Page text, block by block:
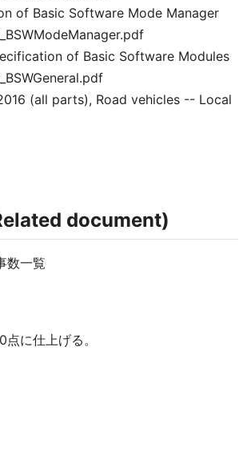
of Basic Software Mode Manager
of Basic Software Modules
(all parts), Road vehicles -- Local
document)
数一覧
に仕上げる。